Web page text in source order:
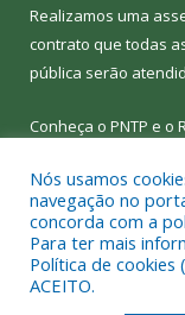
Realizamos uma
contrato que todas
pública serão
Conheça o PNTP e o
Todos os direitos
Nós usamos
navegação no
concorda com a
Para ter mais
Política de cookies (
ACEITO.